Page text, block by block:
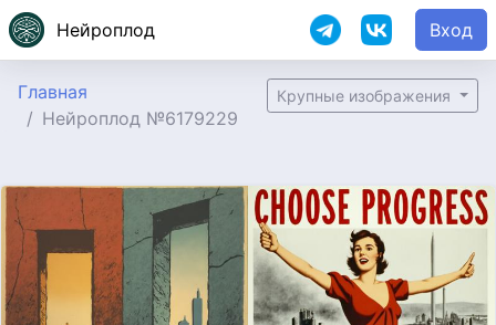
Нейроплод Вход
Главная
Нейроплод №6179229
Крупные изображения